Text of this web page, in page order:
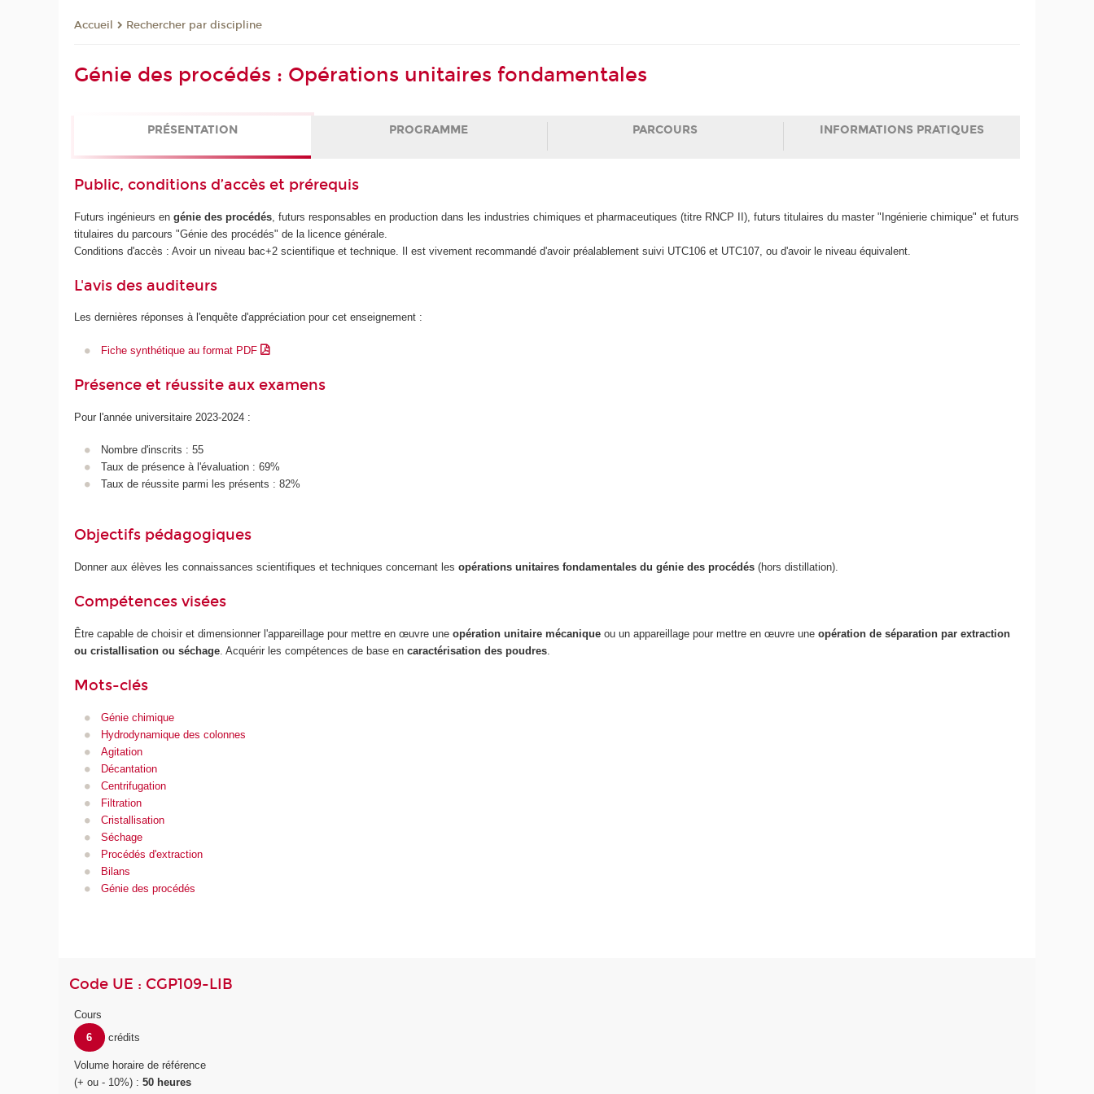
Accueil Rechercher par discipline
Génie des procédés : Opérations unitaires fondamentales
PRÉSENTATION PROGRAMME PARCOURS INFORMATIONS PRATIQUES
Public, conditions d’accès et prérequis
Futurs ingénieurs engénie des procédés , futurs responsables en production dans les industries chimiques et pharmaceutiques (titre RNCP II), futurs titulaires du master "Ingénierie chimique" et futurs
titulaires du parcours "Génie des procédés" de la licence générale.
Conditions d'accès : Avoir un niveau bac+2 scientifique et technique. Il est vivement recommandé d'avoir préalablement suivi UTC106 et UTC107, ou d'avoir le niveau équivalent.
L'avis des auditeurs
Les dernières réponses à l'enquête d'appréciation pour cet enseignement :
Fiche synthétique au format PDF
Présence et réussite aux examens
Pour l'année universitaire 2023-2024 :
Nombre d'inscrits : 55
Taux de présence à l'évaluation : 69%
Taux de réussite parmi les présents : 82%
Objectifs pédagogiques
Donner aux élèves les connaissances scientifiques et techniques concernant lesopérations unitaires fondamentales du génie des procédés (hors distillation).
Compétences visées
Être capable de choisir et dimensionner l'appareillage pour mettre en œuvre uneopération unitaire mécanique ou un appareillage pour mettre en œuvre uneopération de séparation par extraction
ou cristallisation ou séchage . Acquérir les compétences de base encaractérisation des poudres
Mots-clés
Génie chimique
Hydrodynamique des colonnes
Agitation
Décantation
Centrifugation
Filtration
Cristallisation
Séchage
Procédés d'extraction
Bilans
Génie des procédés
Code UE : CGP109-LIB
Cours
6
crédits
Volume horaire de référence
(+ ou - 10%) :50 heures